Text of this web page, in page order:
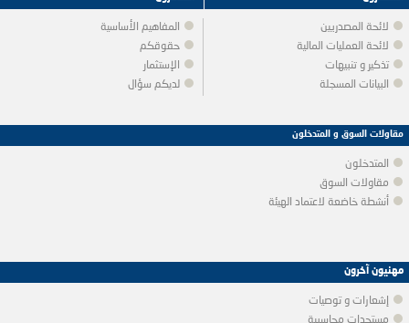
المفاهيم الأساسية
حقوقكم
الإستثمار
لديكم سؤال
لائحة المصدريين
لائحة العمليات المالية
تذكير و تنبيهات
البيانات المسجلة
مقاولات السوق و المتدخلون
المتدخلون
مقاولات السوق
أنشطة خاضعة لاعتماد الهيئة
مهنيون آخرون
إشعارات و توصيات
مستجدات محاسبية